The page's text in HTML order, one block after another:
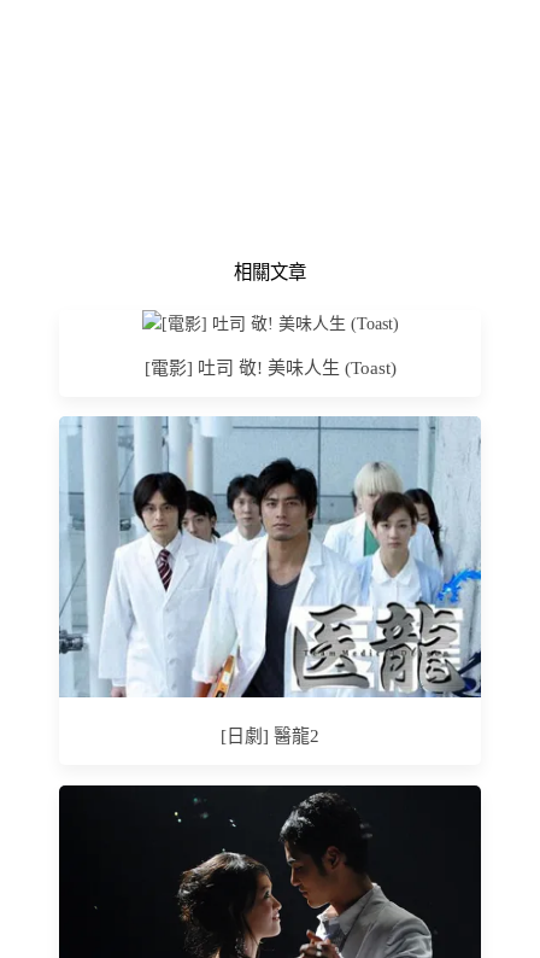
相關文章
[電影] 吐司 敬! 美味人生 (Toast)
[日劇] 醫龍2